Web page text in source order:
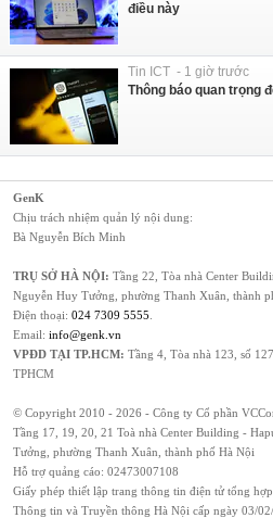
điều này
Tin ICT - 1 giờ trước
Thông báo quan trọng
GenK
Chịu trách nhiệm quản lý nội dung:
Bà Nguyễn Bích Minh
TRỤ SỞ HÀ NỘI: Tầng 22, Tòa nhà Center
Nguyễn Huy Tưởng, phường Thanh Xuân, thành
Điện thoại: 024 7309 5555
Email: info@genk.vn
VPĐD TẠI TP.HCM: Tầng 4, Tòa nhà 123, số
TPHCM
© Copyright 2010 - 2026 - Công ty Cổ phần
Tầng 17, 19, 20, 21 Toà nhà Center Building -
Tưởng, phường Thanh Xuân, thành phố Hà Nội
Hỗ trợ quảng cáo: 02473007108
Giấy phép thiết lập trang thông tin điện tử tổng
Thông tin và Truyền thông Hà Nội cấp ngày 03/